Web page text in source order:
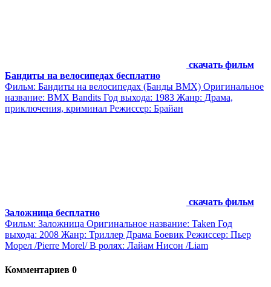
скачать фильм
Бандиты на велосипедах бесплатно
Фильм: Бандиты на велосипедах (Банды BMX) Оригинальное
название: BMX Bandits Год выхода: 1983 Жанр: Драма,
приключения, криминал Режиссер: Брайан
скачать фильм
Заложница бесплатно
Фильм: Заложница Оригинальное название: Taken Год
выхода: 2008 Жанр: Триллер Драма Боевик Режиссер: Пьер
Морел /Pierre Morel/ В ролях: Лайам Нисон /Liam
Комментариев 0